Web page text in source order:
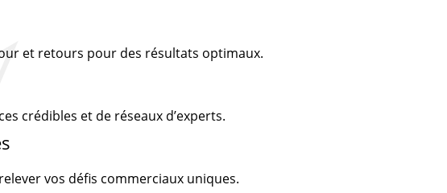
et retours pour des résultats optimaux.
crédibles et de réseaux d’experts.
vos défis commerciaux uniques.